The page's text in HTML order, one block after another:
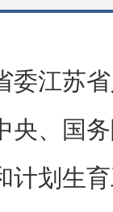
委江苏
央、国
计划生